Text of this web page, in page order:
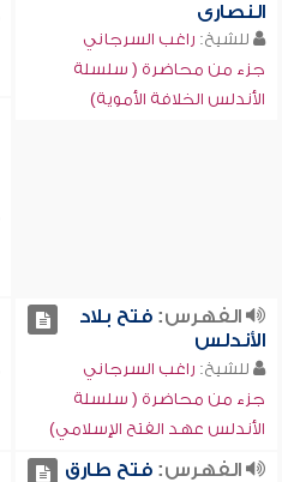
النصارى
للشيخ: راغب السرجاني
جزء من محاضرة ( سلسلة
الأندلس الخلافة الأموية)
الفهرس:فتح بلاد
الأندلس
للشيخ: راغب السرجاني
جزء من محاضرة ( سلسلة
الأندلس عهد الفتح الإسلامي)
الفهرس:فتح طارق